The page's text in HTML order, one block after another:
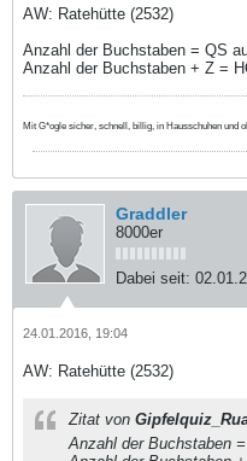
AW: Ratehütte (2532)
Anzahl der Buchstaben = QS
Anzahl der Buchstaben + Z =
Mit G*ogle sicher, schnell, billig, in Hausschuhen und
Graddler
8000er
Dabei seit:
24.01.2016, 19:04
AW: Ratehütte (2532)
Zitat von
Anzahl der Buchstaben